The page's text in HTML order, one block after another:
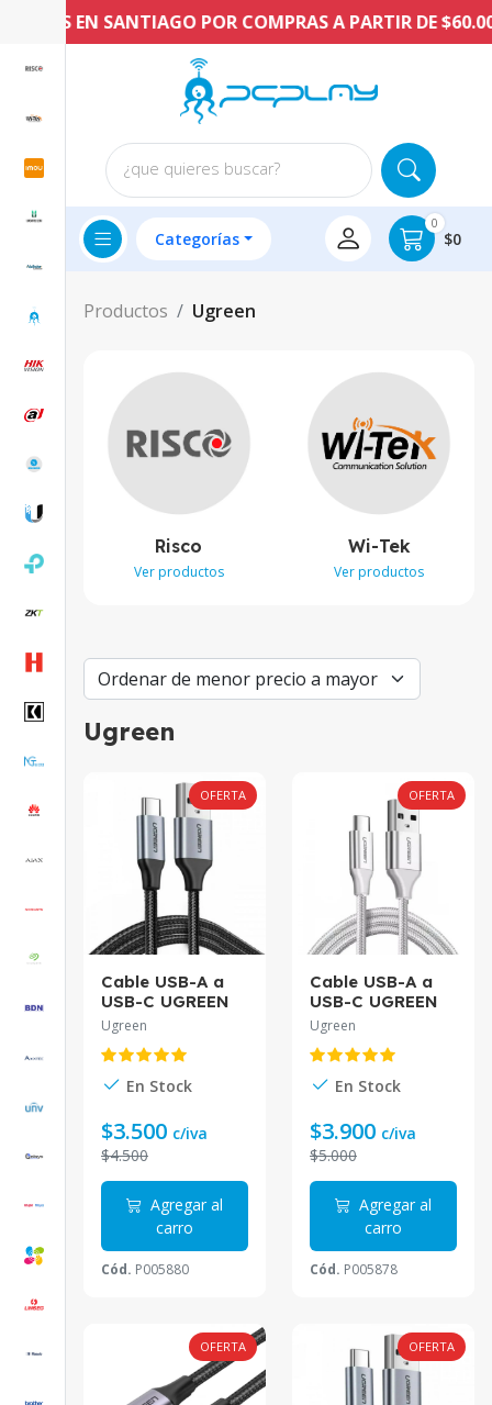
EN SANTIAGO POR COMPRAS A PARTIR DE $60.000
¿que quieres buscar?
Categorías
0
$0
Productos Ugreen
Risco
Ver productos
Wi-Tek
Ver productos
Ugreen
OFERTA
Cable USB-A a
USB-C UGREEN
1M Negro
Trenzado US288
Ugreen
En Stock
$3.500 c/iva
$4.500
Agregar al
carro
Cód. P005880
OFERTA
Cable USB-A a
USB-C UGREEN
1M Blanco
Trenzado US288
Ugreen
En Stock
$3.900 c/iva
$5.000
Agregar al
carro
Cód. P005878
OFERTA OFERTA